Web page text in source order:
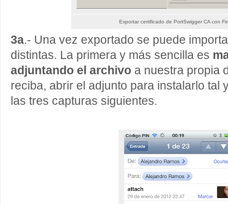
Exportar certificado de PortSwigger CA con
3a.- Una vez exportado se puede
distintas. La primera y más sencilla es
adjuntando el archivo a nuestra propia
reciba, abrir el adjunto para instalarlo tal
las tres capturas siguientes.